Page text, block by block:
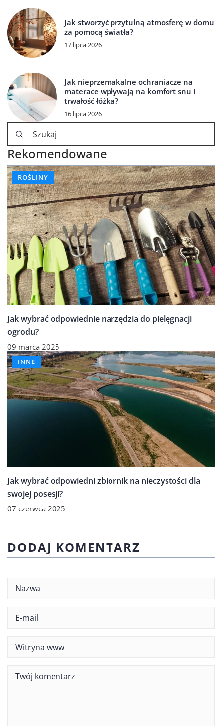
Jak stworzyć przytulną atmosferę w domu
za pomocą światła?
17 lipca 2026
Jak nieprzemakalne ochraniacze na
materace wpływają na komfort snu i
trwałość łóżka?
16 lipca 2026
Rekomendowane
ROŚLINY
Jak wybrać odpowiednie narzędzia do pielęgnacji
ogrodu?
09 marca 2025
INNE
Jak wybrać odpowiedni zbiornik na nieczystości dla
swojej posesji?
07 czerwca 2025
DODAJ KOMENTARZ